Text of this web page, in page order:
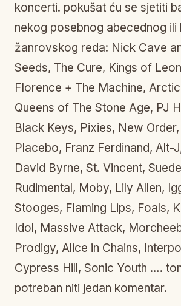
koncerti. pokušat ću se sjetiti
nekog posebnog abecednog
žanrovskog reda: Nick Cave
Seeds, The Cure, Kings of
Florence + The Machine,
Queens of The Stone Age, PJ
Black Keys, Pixies, New
Placebo, Franz Ferdinand, Alt-
David Byrne, St. Vincent,
Rudimental, Moby, Lily Allen,
Stooges, Flaming Lips, Foals,
Idol, Massive Attack,
Prodigy, Alice in Chains,
Cypress Hill, Sonic Youth ….
potreban niti jedan komentar.